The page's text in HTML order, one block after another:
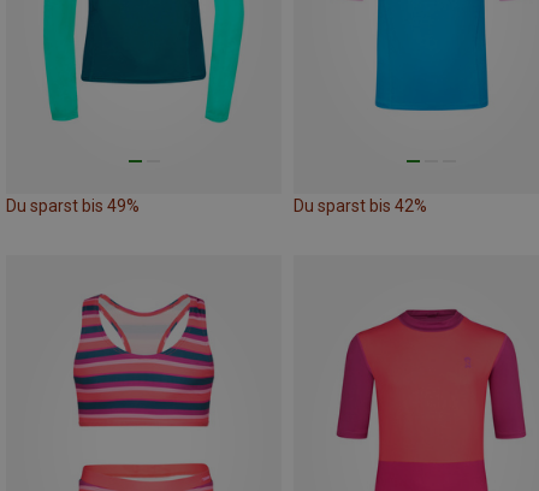
Du sparst bis 49% Du sparst bis 42%